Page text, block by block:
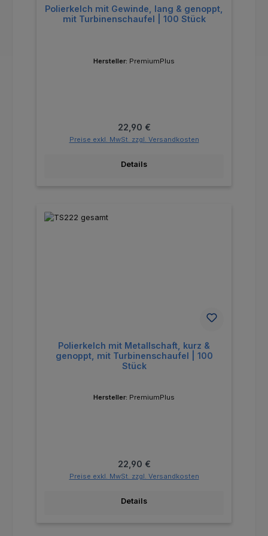
Polierkelch mit Gewinde, lang & genoppt,
mit Turbinenschaufel | 100 Stück
Hersteller: PremiumPlus
Regulärer Preis:
22,90 €
Preise exkl. MwSt. zzgl. Versandkosten
Details
Polierkelch mit Metallschaft, kurz &
genoppt, mit Turbinenschaufel | 100
Stück
Hersteller: PremiumPlus
Regulärer Preis:
22,90 €
Preise exkl. MwSt. zzgl. Versandkosten
Details